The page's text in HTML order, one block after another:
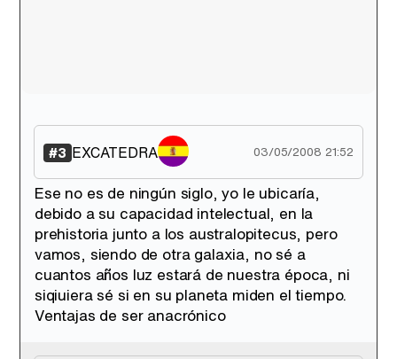
#3 EXCATEDRA 03/05/2008 21:52
Ese no es de ningún siglo, yo le ubicaría,
debido a su capacidad intelectual, en la
prehistoria junto a los australopitecus, pero
vamos, siendo de otra galaxia, no sé a
cuantos años luz estará de nuestra época, ni
siqiuiera sé si en su planeta miden el tiempo.
Ventajas de ser anacrónico